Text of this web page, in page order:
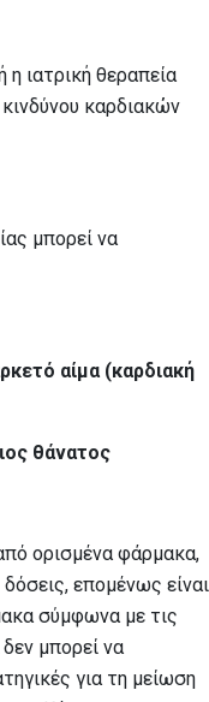
ιατρική θεραπεία
καρδιακών
μπορεί να
αίμα (καρδιακή
θάνατος
ορισμένα φάρμακα,
επομένως είναι
σύμφωνα με τις
μπορεί να
για τη μείωση